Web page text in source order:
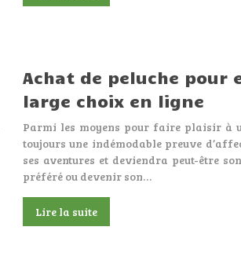
Achat de peluche
large choix en ligne
Parmi les moyens pour faire plaisir à
toujours une indémodable preuve
ses aventures et deviendra peut-être
préféré ou devenir son…
Lire la suite